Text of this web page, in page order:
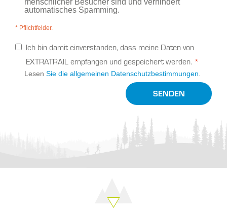
automatisches Spamming.
* Pflichtfelder.
Ich bin damit einverstanden, dass meine Daten von
EXTRATRAIL empfangen und gespeichert werden.
Lesen Sie die allgemeinen Datenschutzbestimmungen
SENDEN